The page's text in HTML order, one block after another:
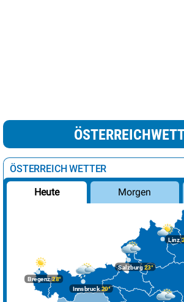
ÖSTERREICH WETTER
Heute Morgen
Bregenz28°
Innsbruck20°
Linz
Salzburg23°